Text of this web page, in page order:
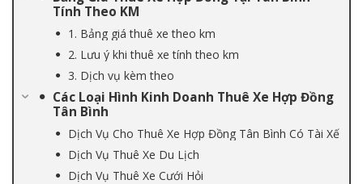
Tính Theo KM
1. Bảng giá thuê xe theo km
2. Lưu ý khi thuê xe tính theo km
3. Dịch vụ kèm theo
Các Loại Hình Kinh Doanh Thuê Xe Hợp Đồng
Tân Bình
Dịch Vụ Cho Thuê Xe Hợp Đồng Tân Bình Có Tài Xế
Dịch Vụ Thuê Xe Du Lịch
Dịch Vụ Thuê Xe Cưới Hỏi